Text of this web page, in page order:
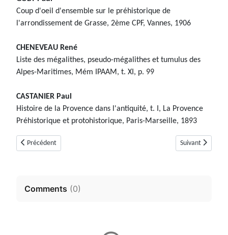
Coup d'oeil d'ensemble sur le préhistorique de
l'arrondissement de Grasse, 2ème CPF, Vannes, 1906
CHENEVEAU René
Liste des mégalithes, pseudo-mégalithes et tumulus des
Alpes-Maritimes, Mém IPAAM, t. XI, p. 99
CASTANIER Paul
Histoire de la Provence dans l'antiquité, t. I, La Provence
Préhistorique et protohistorique, Paris-Marseille, 1893
Article précédent : Dolmen du Dégoutay ou de Mauvans nord (Saint-
Précédent Article suivant :
Suivant
Comments (0)